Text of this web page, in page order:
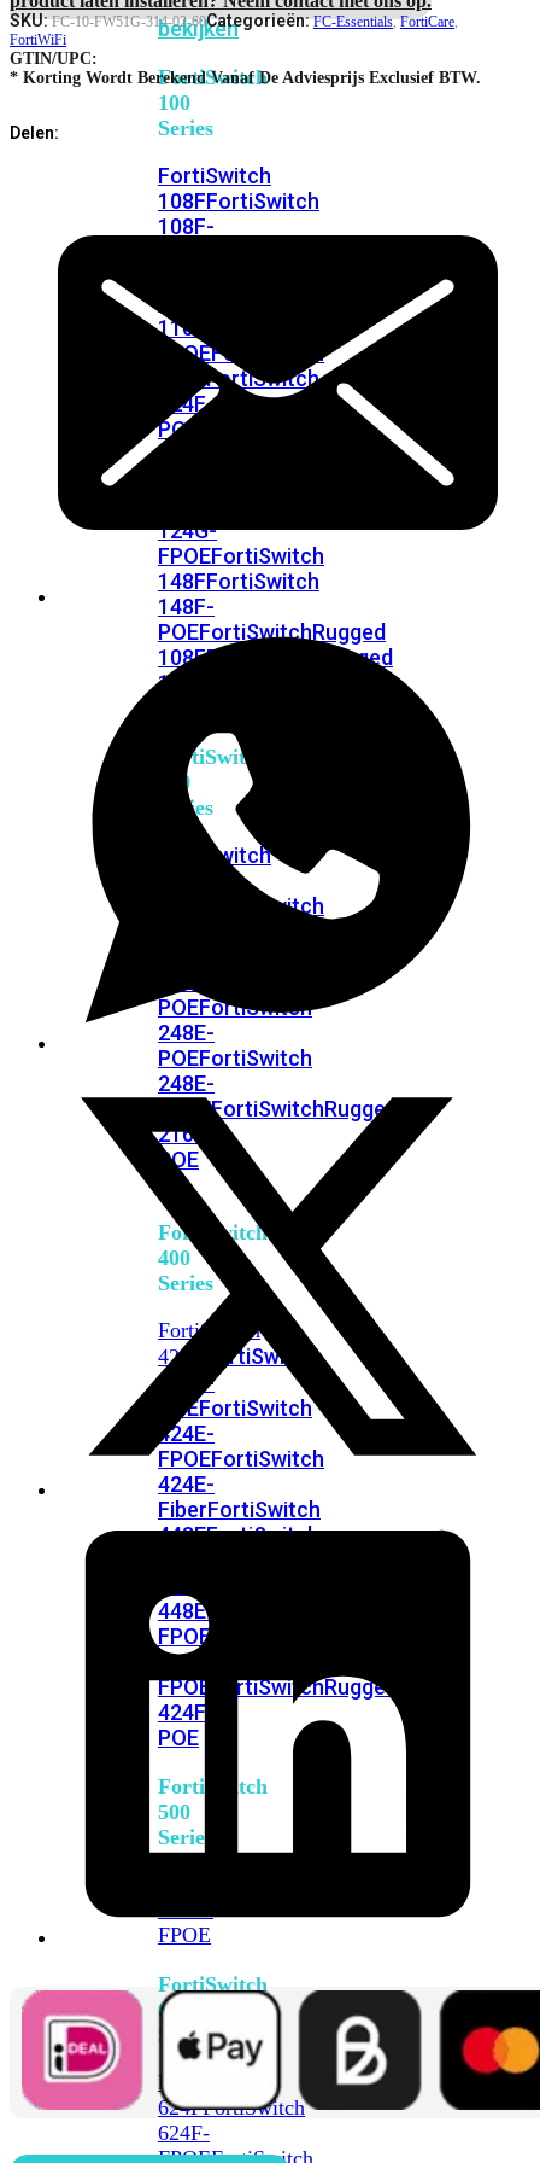
bekijken
FortiSwitch
100
Series
FortiSwitch
108FFortiSwitch
108F-
110G-
FPOEFortiSwitch
FortiSwitch
124F-
POE
124F-
124G-
FPOEFortiSwitch
148FFortiSwitch
148F-
POEFortiSwitchRugged
108FFortiSwitchRugged
112F-
FortiSwitch
200
Series
FortiSwitch
FortiSwitch
POEFortiSwitch
248E-
POEFortiSwitch
248E-
FPOEFortiSwitchRugged
216F-
POE
FortiSwitch
400
Series
FortiSwitch
424E
FortiSwitch
424E-
POEFortiSwitch
424E-
FPOEFortiSwitch
424E-
FiberFortiSwitch
448EFortiSwitch
448E-
FPOE
M426E-
FPOE
FortiSwitchRugged
424F-
POE
FortiSwitch
500
Series
FPOE
FortiSwitch
600
Series
FortiSwitch
624FFortiSwitch
624F-
FPOEFortiSwitch
SKU:FC-10-FW51G-314-02-60Categorieën:FC-Essentials,FortiCare,
FortiWiFi
GTIN/UPC:
* Korting Wordt Berekend Vanaf De Adviesprijs Exclusief BTW.
Delen: